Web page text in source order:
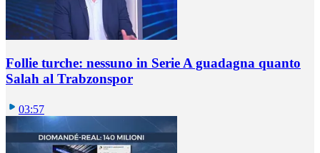
Follie turche: nessuno in Serie A guadagna quanto
Salah al Trabzonspor
03:57